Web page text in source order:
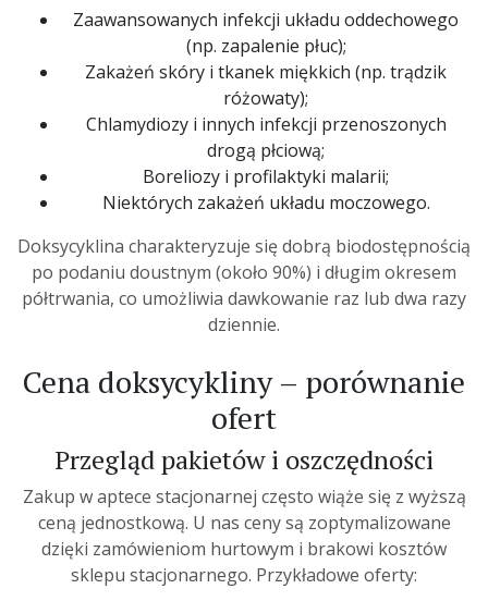
Zaawansowanych infekcji układu oddechowego
(np. zapalenie płuc);
Zakażeń skóry i tkanek miękkich (np. trądzik
różowaty);
Chlamydiozy i innych infekcji przenoszonych
drogą płciową;
Boreliozy i profilaktyki malarii;
Niektórych zakażeń układu moczowego.
Doksycyklina charakteryzuje się dobrą biodostępnością
po podaniu doustnym (około 90%) i długim okresem
półtrwania, co umożliwia dawkowanie raz lub dwa razy
dziennie.
Cena doksycykliny – porównanie
ofert
Przegląd pakietów i oszczędności
Zakup w aptece stacjonarnej często wiąże się z wyższą
ceną jednostkową. U nas ceny są zoptymalizowane
dzięki zamówieniom hurtowym i brakowi kosztów
sklepu stacjonarnego. Przykładowe oferty: